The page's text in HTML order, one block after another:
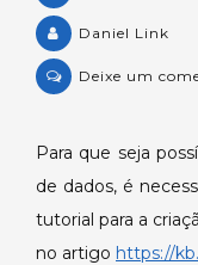
Daniel Link
Deixe um
Para que seja
de dados, é
tutorial para a
no artigo https://